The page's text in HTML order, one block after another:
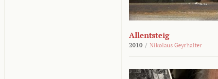
Allentsteig
2010 / Nikolaus Geyrhalter